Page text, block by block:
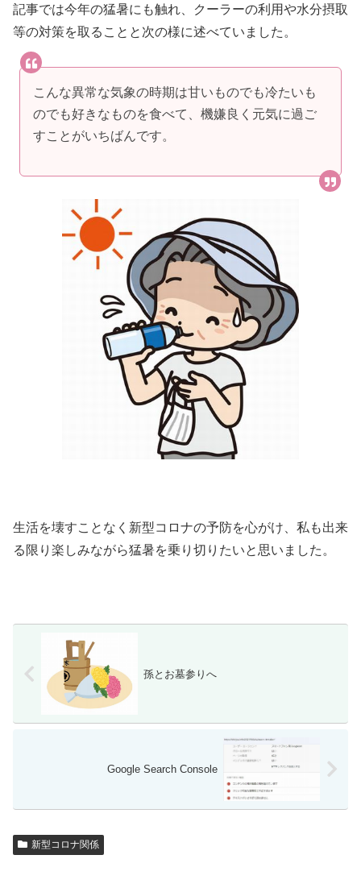
記事では今年の猛暑にも触れ、クーラーの利用や水分摂取
等の対策を取ることと次の様に述べていました。
こんな異常な気象の時期は甘いものでも冷たいも
のでも好きなものを食べて、機嫌良く元気に過ご
すことがいちばんです。
生活を壊すことなく新型コロナの予防を心がけ、私も出来
る限り楽しみながら猛暑を乗り切りたいと思いました。
孫とお墓参りへ
Google Search Console
新型コロナ関係